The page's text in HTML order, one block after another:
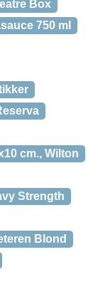
Box
750 ml
cm., Wilton
Strength
Blond